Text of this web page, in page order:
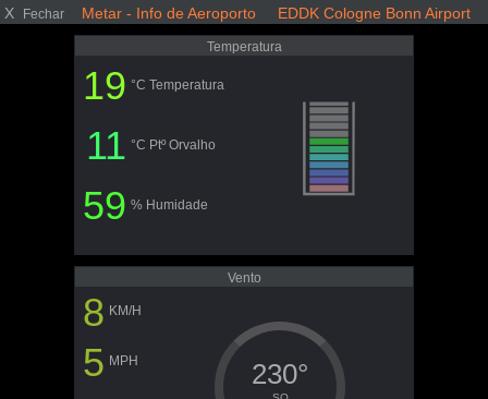
X Fechar Metar - Info de Aeroporto EDDK Cologne Bonn Airport
Temperatura
19 °C Temperatura
11 °C Ptº Orvalho
59 % Humidade
Vento
8 KM/H
5 MPH 230°